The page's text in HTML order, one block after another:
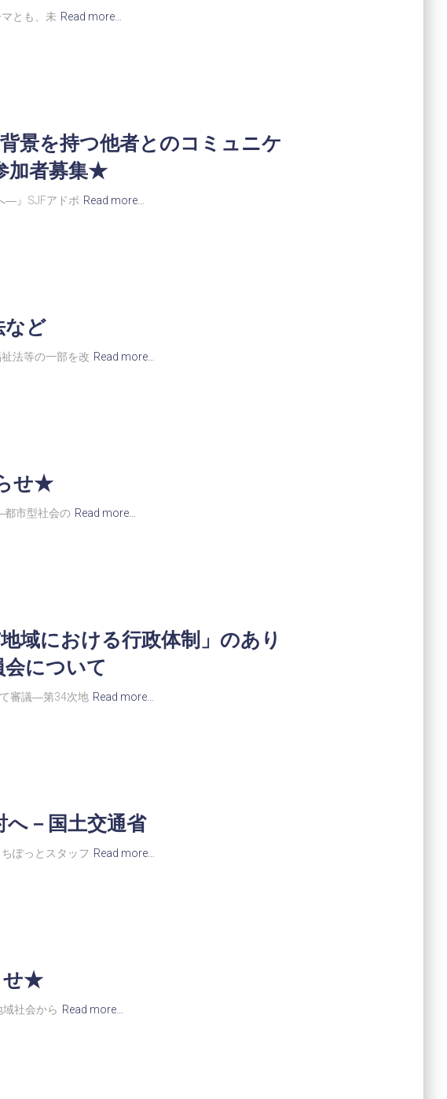
とも、未 Read more…
景を持つ他者とのコミュニケ
加者募集★
―』SJFアドボ Read more…
など
法等の一部を改 Read more…
せ★
市型社会の Read more…
域における行政体制」のあり
について
て審議―第34次地 Read more…
－国土交通省
ぽっとスタッフ Read more…
せ★
社会から Read more…